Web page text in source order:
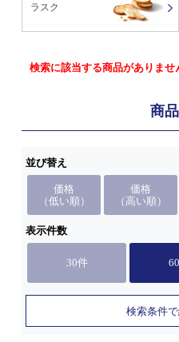
ラスク
検索に該当する商品がありませ
商
並び替え
価格
（低い順）
価格
（高い順）
表示件数
30件
検索条件